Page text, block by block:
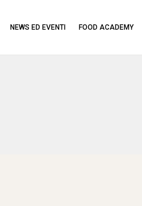
NEWS ED EVENTI FOOD ACADEMY